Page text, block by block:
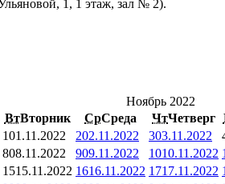
1, 1 этаж, зал № 2).
Ноябрь 2022
ВтВторник СрСреда ЧтЧетверг
101.11.2022 202.11.2022 303.11.2022
808.11.2022 909.11.2022 1010.11.2022
1515.11.2022 1616.11.2022 1717.11.2022